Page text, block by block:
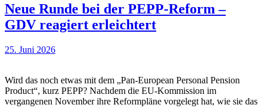
Neue Runde bei der PEPP-Reform –
GDV reagiert erleichtert
25. Juni 2026
Wird das noch etwas mit dem „Pan-European Personal Pension
Product“, kurz PEPP? Nachdem die EU-Kommission im
vergangenen November ihre Reformpläne vorgelegt hat, wie sie das